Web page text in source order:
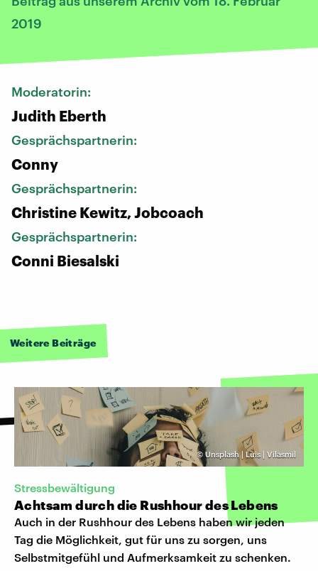
2019
Moderatorin:
Judith Eberth
Gesprächspartnerin:
Conny
Gesprächspartnerin:
Christine Kewitz, Jobcoach
Gesprächspartnerin:
Conni Biesalski
Weitere Beiträge
© Unsplash | Luis | Vilasmil
Stressbewältigung
Achtsam durch die Rushhour des Lebens
Auch in der Rushhour des Lebens haben wir jeden
Tag die Möglichkeit, gut für uns zu sorgen, uns
Selbstmitgefühl und Aufmerksamkeit zu schenken.